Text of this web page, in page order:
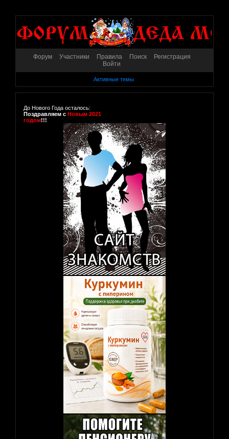
Форум Участники Правила Поиск
Регистрация
Войти
Активные темы
До Нового Года осталось:
Поздравляем с Новым 2021
годом!!!